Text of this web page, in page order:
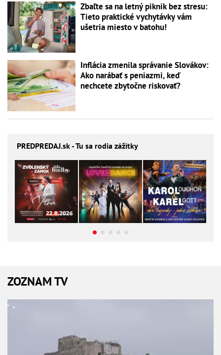
Zbaľte sa na letný piknik bez stresu:
Tieto praktické vychytávky vám
ušetria miesto v batohu!
Inflácia zmenila správanie Slovákov:
Ako narábať s peniazmi, keď
nechcete zbytočne riskovať?
PREDPREDAJ.sk - Tu sa rodia zážitky
ZOZNAM TV